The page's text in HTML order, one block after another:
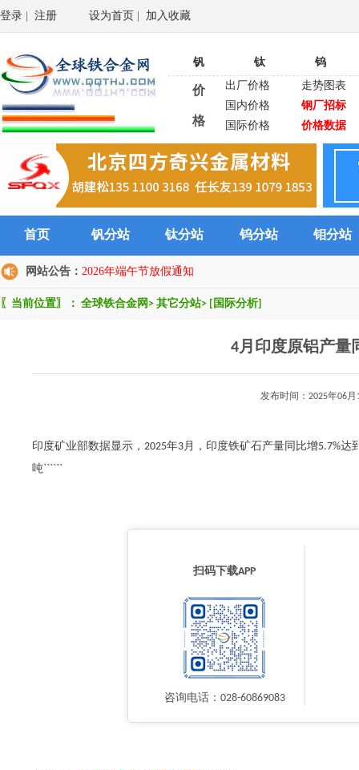
登录 注册 设为首页 加入收藏
钒 钛 钨
价
格
出厂价格
走势图表
国内价格
钢厂招标
国际价格
价格数据
首页 钒分站 钛分站 钨分站 钼分站
网站公告： 2026年端午节放假通知
〖当前位置〗： 全球铁合金网 > 其它分站> [国际分析]
4月印度原铝产量
发布时间：2025年06
印度矿业部数据显示，2025年3月，印度铁矿石产量同比增5.7%
吨``````
扫码下载APP
咨询电话：028-60869083